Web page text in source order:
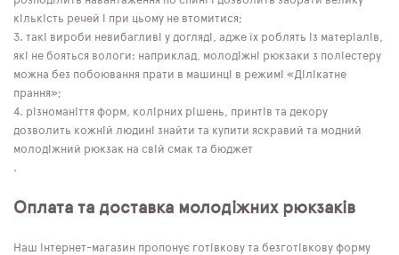
кількість речей і при цьому не втомитися;
такі вироби невибагливі у догляді, адже їх роблять із матеріалів,
які не бояться вологи: наприклад, молодіжні рюкзаки з поліестеру
можна без побоювання прати в машинці в режимі «Ділікатне
прання»;
різноманіття форм, колірних рішень, принтів та декору
дозволить кожній людині знайти та купити яскравий та модний
молодіжний рюкзак на свій смак та бюджет
.
Оплата та доставка молодіжних рюкзаків
Наш інтернет-магазин пропонує готівкову та безготівкову форму